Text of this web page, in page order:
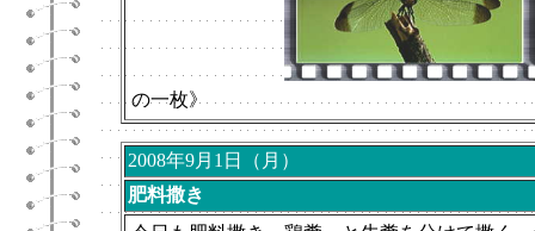
の一枚》
2008年9月1日（月）
肥料撒き